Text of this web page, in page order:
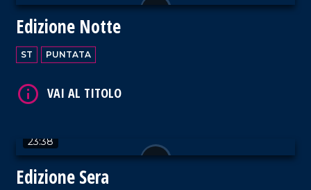
Edizione Notte
ST PUNTATA
23:38
Edizione Sera
VAI AL TITOLO